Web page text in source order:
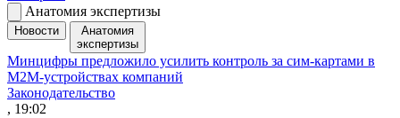
Анатомия экспертизы
Новости
Анатомия
экспертизы
Минцифры предложило усилить контроль за сим-картами в
M2M-устройствах компаний
Законодательство
, 19:02